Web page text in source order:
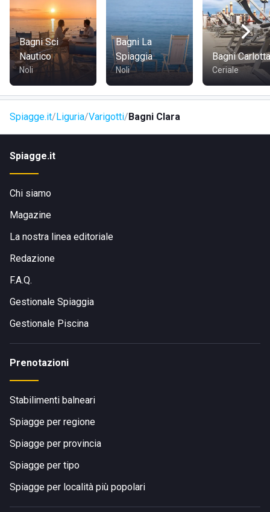
troverete tutti i beni essenziali e gli uffici di cui potreste
avere bisogno.
Il lido si trova a meno di mezz'ora d'auto da Savona, città
che potrete raggiungere percorrendo prima l'autostrada
A10/E80 e poi la SS1, mentre fiancheggerete paesaggi da
cartolina, offerti dal mare blu cobalto della Liguria.
Bagni Sci
Nautico
Noli
Bagni La
Spiaggia
Noli
Bagni Carlotta
Ceriale
Spiagge.it Liguria Varigotti Bagni Clara
Spiagge.it
Chi siamo
Magazine
La nostra linea editoriale
Redazione
F.A.Q.
Gestionale Spiaggia
Gestionale Piscina
Prenotazioni
Stabilimenti balneari
Spiagge per regione
Spiagge per provincia
Spiagge per tipo
Spiagge per località più popolari